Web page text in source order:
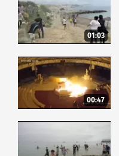
01:03
00:47